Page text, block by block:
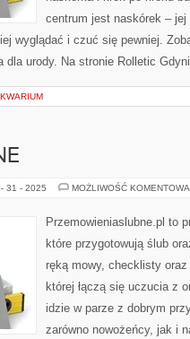
centrum jest naskórek – jej
wyglądać i czuć się pewniej.
dla urody. Na stronie Rolletic
31 - 2025 MOŻLIWOŚĆ
Przemowieniaslubne.pl to
które przygotowują ślub
ręką mowy, checklisty
której łączą się uczucia z
idzie w parze z dobrym
zarówno nowożeńcy, jak i